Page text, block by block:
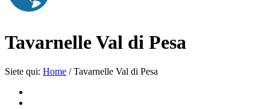
Tavarnelle Val di Pesa
Siete qui: Home / Tavarnelle Val di Pesa